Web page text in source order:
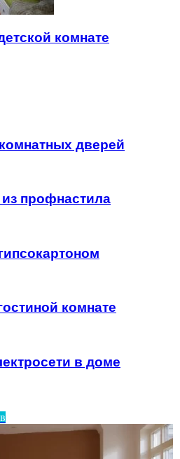
комнате
дверей
профнастила
комнате
в доме